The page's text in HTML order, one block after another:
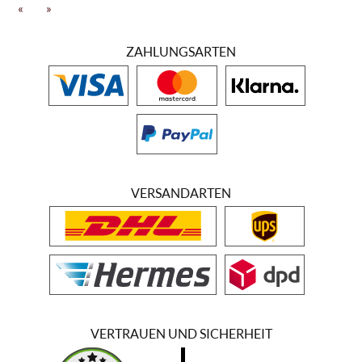
dann für den Brunello di Montalcino vinifiziert. Dabei zeichnet sich
der Brunello di Montalcino "Togata dei Togati" durch seinen
intensiven Geschmack nach Wacholder, Kirschen und Unterholz aus.
Auch der Brunello di Montalcino "La Togata" aus dem Hause Tenuta
Carlina weist den typischen fruchtigen Kirschgeschmack auf, doch
wird dieser von einem fantastischen Schokoladenaroma begleitet.
Der dritte Rotwein vom Weingut Tenuta Carlina ist der "La Togata
die sich harmonisch mit frischen Kräutern verbindet und dabei einen
leichten Geruch nach Waldpilzen abgibt.
« »
ZAHLUNGSARTEN
VERSANDARTEN
VERTRAUEN UND SICHERHEIT